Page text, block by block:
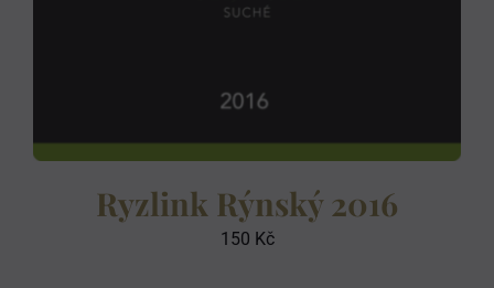
Ryzlink Rýnský 2016
150 Kč